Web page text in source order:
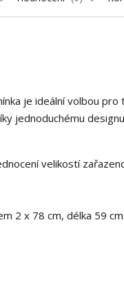
je ideální volbou
jednoduchému
velikostí
2 x 78 cm, délka 59 cm.